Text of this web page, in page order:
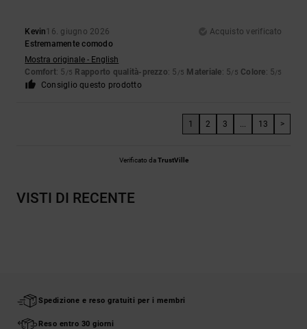
Kevin16. giugno 2026
Acquisto verificato
Estremamente comodo
Mostra originale - English
Comfort: 5 /5 Rapporto qualità-prezzo: 5 /5 Materiale: 5/5 Colore: 5/5
Consiglio questo prodotto
1 2 3 ... 13 >
Verificato daTrustVille
VISTI DI RECENTE
Spedizione e reso gratuiti per i membri
Reso entro 30 giorni